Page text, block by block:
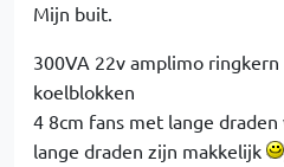
Mijn buit.
300VA 22v amplimo ringkern
koelblokken
4 8cm fans met lange
lange draden zijn makkelijk